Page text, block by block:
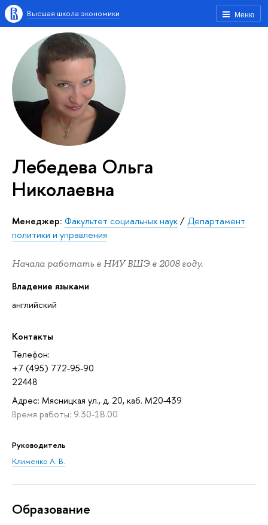
Меню
Высшая школа экономики
Лебедева Ольга
Николаевна
Менеджер: Факультет социальных наук/Департамент
политики и управления
Начала работать в НИУ ВШЭ в 2008 году.
Владение языками
английский
Контакты
Телефон:
+7 (495) 772-95-90
22448
Адрес: Мясницкая ул., д. 20, каб. М20-439
Время работы: 9.30-18.00
Руководитель
Клименко А. В.
Oбразование